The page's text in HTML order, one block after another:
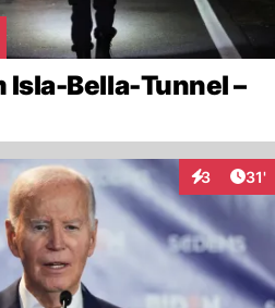
Bella-Tunnel –
3 31'